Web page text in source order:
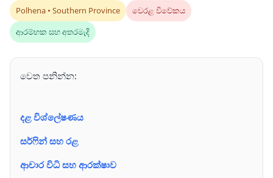
Polhena • Southern Province
වෙරළ විවේකය
ආරම්භක සහ අතරමැදි
වෙත පනින්න:
දළ විශ්ලේෂණය
සර්ෆින් සහ රළ
ආචාර විධි සහ ආරක්ෂාව